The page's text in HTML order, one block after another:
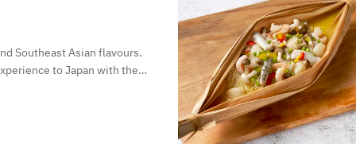
Southeast Asian flavours.
to Japan with the